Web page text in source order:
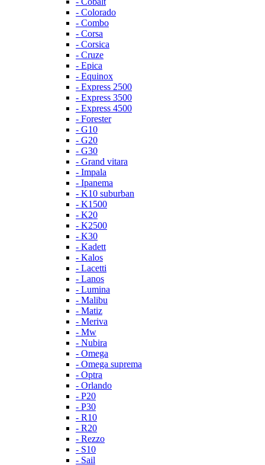
- Colorado
- Combo
- Corsa
- Corsica
- Cruze
- Epica
- Equinox
- Express 2500
- Express 3500
- Express 4500
- Forester
- G10
- G20
- G30
- Grand vitara
- Impala
- Ipanema
- K10 suburban
- K1500
- K20
- K2500
- K30
- Kadett
- Kalos
- Lacetti
- Lanos
- Lumina
- Malibu
- Matiz
- Meriva
- Mw
- Nubira
- Omega
- Omega suprema
- Optra
- Orlando
- P20
- P30
- R10
- R20
- Rezzo
- S10
- Sail